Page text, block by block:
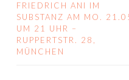
NAVIGATION
FRIEDRICH ANI IM
SUBSTANZ AM MO.
UM 21 UHR –
RUPPERTSTR. 28,
MÜNCHEN